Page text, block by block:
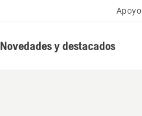
Apoyo
Novedades y destacados